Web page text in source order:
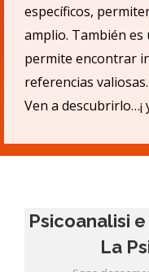
específicos,
amplio. También es
permite encontrar
referencias valiosas.
Ven a descubrirlo…¡
Psicoanalisi
La